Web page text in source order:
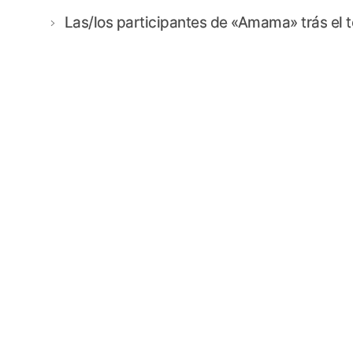
Las/los participantes de «Amama» trás el